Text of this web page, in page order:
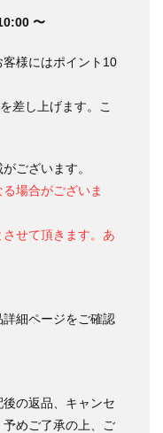
〜
様にはポイント10
差し上げます。こ
ございます。
場合がございま
せて頂きます。あ
細ページをご確認
後の返品、キャンセ
めご了承の上、ご